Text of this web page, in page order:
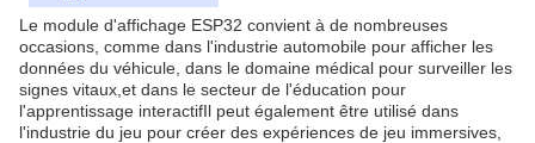
Le module d'affichage ESP32 convient à de nombreuses
occasions, comme dans l'industrie automobile pour afficher les
données du véhicule, dans le domaine médical pour surveiller les
signes vitaux,et dans le secteur de l'éducation pour
l'apprentissage interactifIl peut également être utilisé dans
l'industrie du jeu pour créer des expériences de jeu immersives,